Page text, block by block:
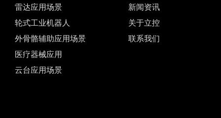
雷达应用场景
轮式工业机器人
外骨骼辅助应用场景
医疗器械应用
云台应用场景
新闻资讯
关于立控
联系我们